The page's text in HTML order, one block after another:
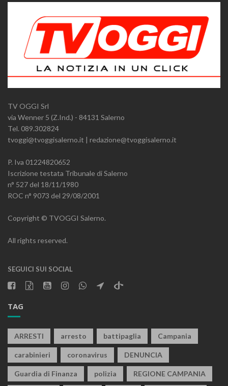
TV OGGI Srl
via Wenner 5 (Z.Ind.) - 84131 Salerno
Tel. 089.302824
tvoggi@tvoggisalerno.it | redazione@tvoggisalerno.it
P. Iva 01224820652
Iscrizione testata Tribunale di Salerno
n° 527 del 18/11/1980
ROC n° 9073 del 29/08/2001
Copyright © TVOGGI Salerno.
All rights reserved.
SEGUICI SUI SOCIAL
TAG
ARRESTI arresto battipaglia Campania
carabinieri coronavirus DENUNCIA
Guardia di Finanza polizia REGIONE CAMPANIA